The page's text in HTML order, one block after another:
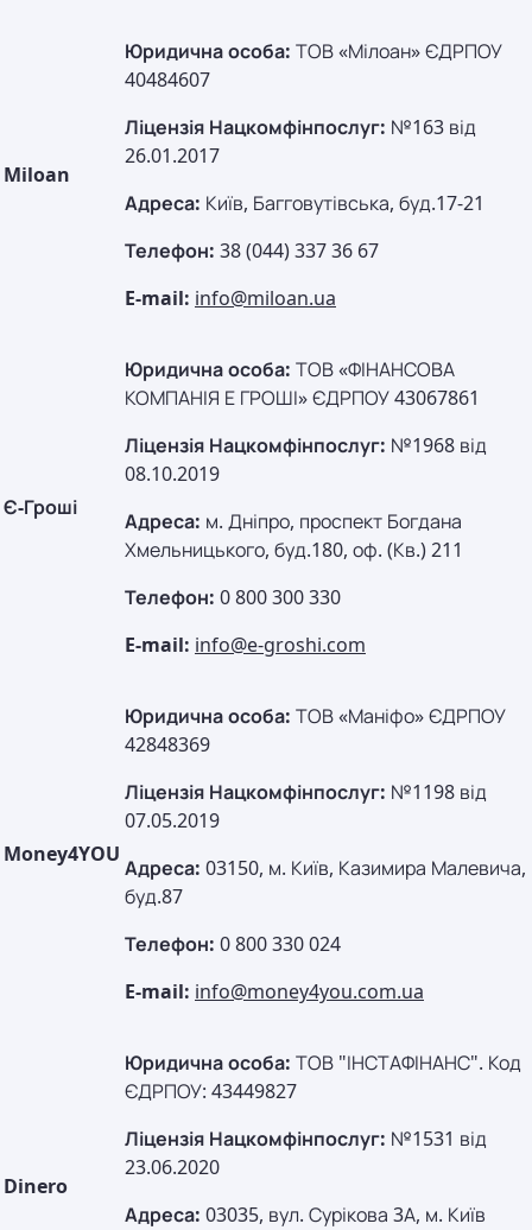
Miloan
Юридична особа: ТОВ «Мілоан» ЄДРПОУ
40484607
Ліцензія Нацкомфінпослуг: №163 від
26.01.2017
Адреса: Київ, Багговутівська, буд.17-21
Телефон: 38 (044) 337 36 67
E-mail: info@miloan.ua
Є-Гроші
Юридична особа: ТОВ «ФІНАНСОВА
КОМПАНІЯ Е ГРОШІ» ЄДРПОУ 43067861
Ліцензія Нацкомфінпослуг: №1968 від
08.10.2019
Адреса: м. Дніпро, проспект Богдана
Хмельницького, буд.180, оф. (Кв.) 211
Телефон: 0 800 300 330
E-mail: info@e-groshi.com
Money4YOU
Юридична особа: ТОВ «Маніфо» ЄДРПОУ
42848369
Ліцензія Нацкомфінпослуг: №1198 від
07.05.2019
Адреса: 03150, м. Київ, Казимира Малевича,
буд.87
Телефон: 0 800 330 024
E-mail: info@money4you.com.ua
Dinero
Юридична особа: ТОВ "ІНСТАФІНАНС". Код
ЄДРПОУ: 43449827
Ліцензія Нацкомфінпослуг: №1531 від
23.06.2020
Адреса: 03035, вул. Сурікова 3А, м. Київ